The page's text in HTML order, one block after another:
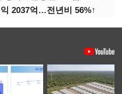
2037억…전년비 56%↑